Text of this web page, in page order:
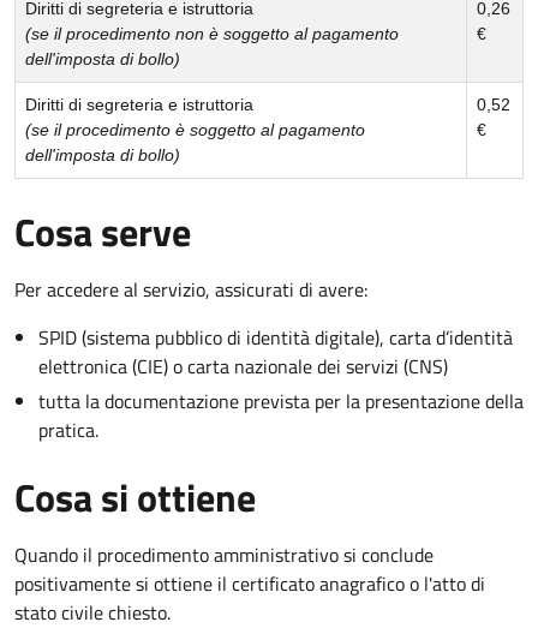
Diritti di segreteria e istruttoria
(se il procedimento non è soggetto al pagamento
dell'imposta di bollo)
0,26
€
Diritti di segreteria e istruttoria
(se il procedimento è soggetto al pagamento
dell'imposta di bollo)
0,52
€
Cosa serve
Per accedere al servizio, assicurati di avere:
SPID (sistema pubblico di identità digitale), carta d’identità
elettronica (CIE) o carta nazionale dei servizi (CNS)
tutta la documentazione prevista per la presentazione della
pratica.
Cosa si ottiene
Quando il procedimento amministrativo si conclude
positivamente si ottiene il certificato anagrafico o l'atto di
stato civile chiesto.